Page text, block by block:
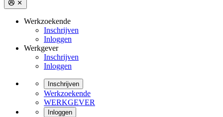
Werkzoekende
Inschrijven
Inloggen
Werkgever
Inschrijven
Inloggen
Inschrijven
Werkzoekende
WERKGEVER
Inloggen